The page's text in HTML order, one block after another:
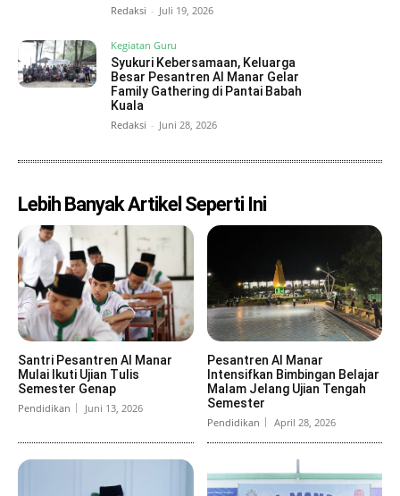
Redaksi - Juli 19, 2026
Kegiatan Guru
Syukuri Kebersamaan, Keluarga
Besar Pesantren Al Manar Gelar
Family Gathering di Pantai Babah
Kuala
Redaksi - Juni 28, 2026
Lebih Banyak Artikel Seperti Ini
Santri Pesantren Al Manar
Mulai Ikuti Ujian Tulis
Semester Genap
Pendidikan Juni 13, 2026
Pesantren Al Manar
Intensifkan Bimbingan Belajar
Malam Jelang Ujian Tengah
Semester
Pendidikan April 28, 2026